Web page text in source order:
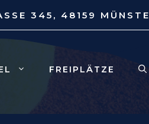
345, 48159 MÜNSTER
FREIPLÄTZE